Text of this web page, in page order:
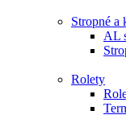
Stropné a
AL
Rolety